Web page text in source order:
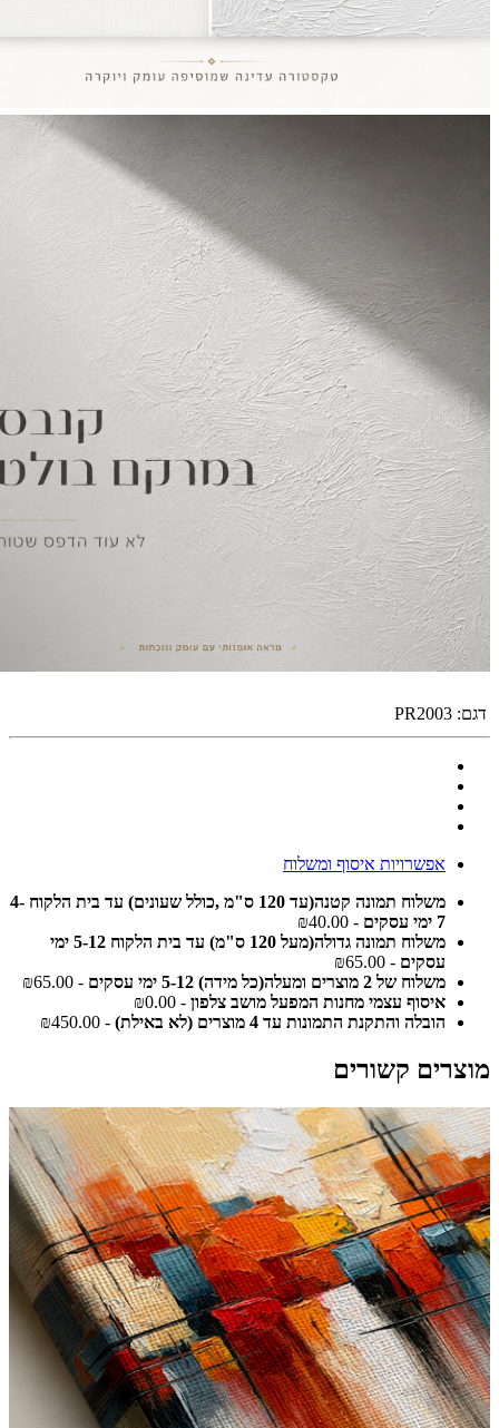
דגם: PR2003
אפשרויות איסוף ומשלוח
משלוח תמונה קטנה(עד 120 ס"מ ,כולל שעונים) עד בית הלקוח 4-
7 ימי עסקים
- ₪40.00
משלוח תמונה גדולה(מעל 120 ס"מ) עד בית הלקוח 5-12 ימי
עסקים - ₪65.00
משלוח של 2 מוצרים ומעלה(כל מידה) 5-12 ימי עסקים
- ₪65.00
איסוף עצמי מחנות המפעל מושב צלפון - ₪0.00
הובלה והתקנת התמונות עד 4 מוצרים (לא באילת)
- ₪450.00
מוצרים קשורים